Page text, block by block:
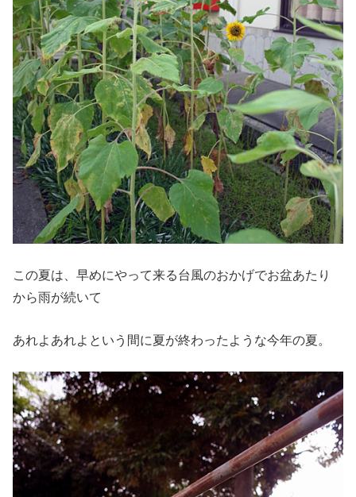
この夏は、早めにやって来る台風のおかげでお盆あたり
から雨が続いて
あれよあれよという間に夏が終わったような今年の夏。